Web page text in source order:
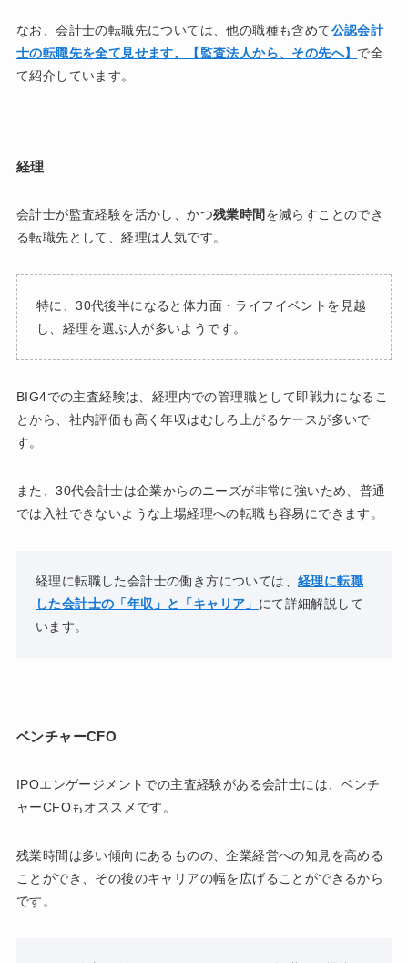
なお、会計士の転職先については、他の職種も含めて公認会計
士の転職先を全て見せます。【監査法人から、その先へ】 で全
て紹介しています。
経理
会計士が監査経験を活かし、かつ残業時間 を減らすことのでき
る転職先として、経理は人気です。
特に、30代後半になると体力面・ライフイベントを見越
し、経理を選ぶ人が多いようです。
BIG4での主査経験は、経理内での管理職として即戦力になるこ
とから、社内評価も高く年収はむしろ上がるケースが多いで
す。
また、30代会計士は企業からのニーズが非常に強いため、普通
では入社できないような上場経理への転職も容易にできます。
経理に転職した会計士の働き方については、 経理に転職
した会計士の「年収」と「キャリア」 にて詳細解説して
います。
ベンチャーCFO
IPOエンゲージメントでの主査経験がある会計士には、ベンチ
ャーCFOもオススメです。
残業時間は多い傾向にあるものの、企業経営への知見を高める
ことができ、その後のキャリアの幅を広げることができるから
です。